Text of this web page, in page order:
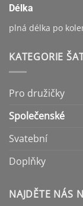
Délka
plná délka po
KATEGORIE
Pro družičky
Společenské
Svatební
Doplňky
NAJDĚTE NÁS